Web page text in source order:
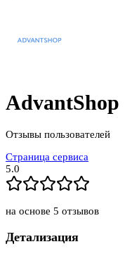
AdvantShop
Отзывы пользователей
Страница сервиса
5.0
на основе 5 отзывов
Детализация